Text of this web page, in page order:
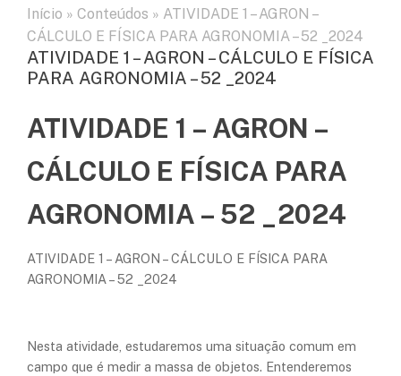
Início » Conteúdos » ATIVIDADE 1 – AGRON –
CÁLCULO E FÍSICA PARA AGRONOMIA – 52 _2024
ATIVIDADE 1 – AGRON – CÁLCULO E FÍSICA
PARA AGRONOMIA – 52 _2024
ATIVIDADE 1 – AGRON –
CÁLCULO E FÍSICA PARA
AGRONOMIA – 52 _2024
ATIVIDADE 1 – AGRON – CÁLCULO E FÍSICA PARA
AGRONOMIA – 52 _2024
Nesta atividade, estudaremos uma situação comum em
campo que é medir a massa de objetos. Entenderemos